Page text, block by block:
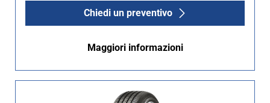
Chiedi un preventivo
Maggiori informazioni